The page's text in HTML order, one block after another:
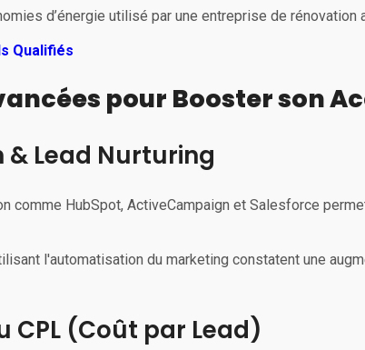
d’énergie utilisé par une entreprise de
Qualifiés
pour Booster son
Lead Nurturing
comme HubSpot, ActiveCampaign et Salesforce
l'automatisation du marketing constatent une
CPL (Coût par Lead)